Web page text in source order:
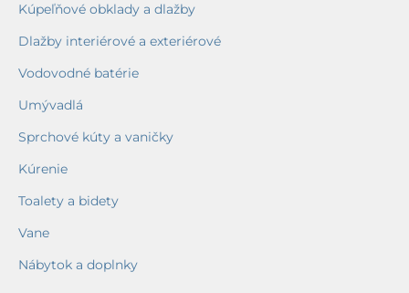
Kúpeľňové obklady a dlažby
Dlažby interiérové a exteriérové
Vodovodné batérie
Umývadlá
Sprchové kúty a vaničky
Kúrenie
Toalety a bidety
Vane
Nábytok a doplnky